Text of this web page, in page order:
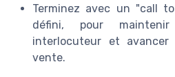
Terminez avec un "call
défini, pour
interlocuteur et
vente.